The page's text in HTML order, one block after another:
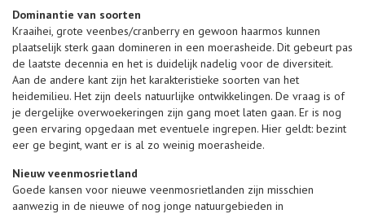
Dominantie van soorten
Kraaihei, grote veenbes/cranberry en gewoon haarmos kunnen
plaatselijk sterk gaan domineren in een moerasheide. Dit gebeurt pas
de laatste decennia en het is duidelijk nadelig voor de diversiteit.
Aan de andere kant zijn het karakteristieke soorten van het
heidemilieu. Het zijn deels natuurlijke ontwikkelingen. De vraag is of
je dergelijke overwoekeringen zijn gang moet laten gaan. Er is nog
geen ervaring opgedaan met eventuele ingrepen. Hier geldt: bezint
eer ge begint, want er is al zo weinig moerasheide.
Nieuw veenmosrietland
Goede kansen voor nieuwe veenmosrietlanden zijn misschien
aanwezig in de nieuwe of nog jonge natuurgebieden in